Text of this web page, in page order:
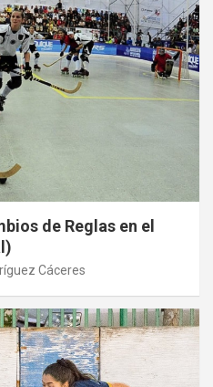
de Reglas en el
Cáceres